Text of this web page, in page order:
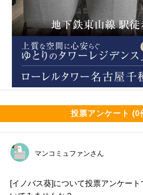
投票アンケート (0
マンコミュファンさん
[イノバス葵]について投票アンケー